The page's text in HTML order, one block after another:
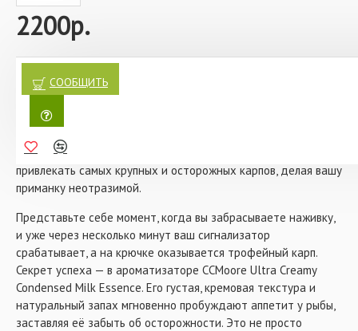
миксам или донным прикормкам.
Характеристики:
Объём: 100 мл.
Рекомендации:
молочные порошки, Roasted Peanut Meal, Tiger Nut Flour,
Ultrasweet, Talin и др.
2200р.
СООБЩИТЬ
Почувствуйте, как ваша рыбалка превращается в настоящее
искусство с ароматизатором CCMoore Ultra Creamy
Condensed Milk Essence! Этот уникальный продукт — не
просто добавка, а ключ к успеху, который откроет перед
аромат сгущённого молока словно создан природой, чтобы
привлекать самых крупных и осторожных карпов, делая вашу
приманку неотразимой.
Представьте себе момент, когда вы забрасываете наживку,
и уже через несколько минут ваш сигнализатор
срабатывает, а на крючке оказывается трофейный карп.
Секрет успеха — в ароматизаторе CCMoore Ultra Creamy
Condensed Milk Essence. Его густая, кремовая текстура и
натуральный запах мгновенно пробуждают аппетит у рыбы,
заставляя её забыть об осторожности. Это не просто